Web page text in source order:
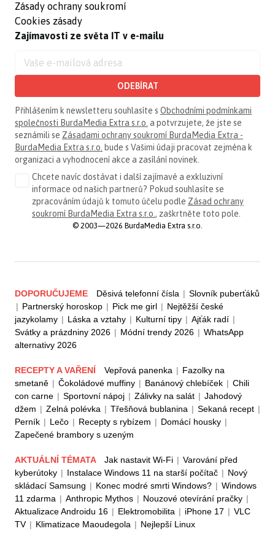
Zásady ochrany soukromí
Cookies zásady
Zajímavosti ze světa IT v e-mailu
ODEBÍRAT
Přihlášením k newsletteru souhlasíte s Obchodními podmínkami
společnosti BurdaMedia Extra s.r.o. a potvrzujete, že jste se
seznámili se Zásadami ochrany soukromí BurdaMedia Extra -
BurdaMedia Extra s.r.o. bude s Vašimi údaji pracovat zejména k
organizaci a vyhodnocení akce a zasílání novinek.
Chcete navíc dostávat i další zajímavé a exkluzivní
informace od našich partnerů? Pokud souhlasíte se
zpracováním údajů k tomuto účelu podle Zásad ochrany
soukromí BurdaMedia Extra s.r.o. , zaškrtněte toto pole.
© 2003—2026 BurdaMedia Extra s.r.o.
DOPORUČUJEME Děsivá telefonní čísla | Slovník puberťáků
| Partnerský horoskop | Pick me girl | Nejtěžší české
jazykolamy | Láska a vztahy | Kulturní tipy | Ajťák radí |
Svátky a prázdniny 2026 | Módní trendy 2026 | WhatsApp
alternativy 2026
RECEPTY A VAŘENÍ Vepřová panenka | Fazolky na
smetaně | Čokoládové muffiny | Banánový chlebíček | Chili
con carne | Sportovní nápoj | Zálivky na salát | Jahodový
džem | Zelná polévka | Třešňová bublanina | Sekaná recept |
Perník | Lečo | Recepty s rybízem | Domácí housky |
Zapečené brambory s uzeným
AKTUÁLNÍ TÉMATA Jak nastavit Wi-Fi | Varování před
kyberútoky | Instalace Windows 11 na starší počítač | Nový
skládací Samsung | Konec modré smrti Windows? | Windows
11 zdarma | Anthropic Mythos | Nouzové otevírání pračky |
Aktualizace Androidu 16 | Elektromobilita | iPhone 17 | VLC
TV | Klimatizace Maoudegola | Nejlepší Linux